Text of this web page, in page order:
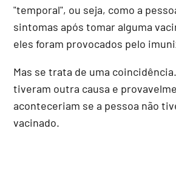
"temporal", ou seja, como a
sintomas após tomar alguma
eles foram provocados pelo
Mas se trata de uma
tiveram outra causa e
aconteceriam se a pessoa não
vacinado.